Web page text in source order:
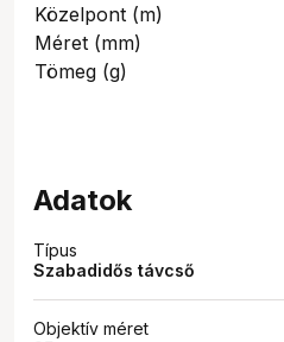
Közelpont (m)
Méret (mm)
Tömeg (g)
Adatok
Típus
Szabadidős távcső
Objektív méret